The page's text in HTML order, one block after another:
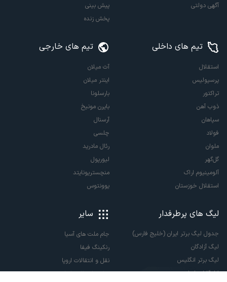
آگهی دولتی
پیش بینی
پخش زنده
تیم های داخلی
استقلال
پرسپولیس
تراکتور
ذوب آهن
سپاهان
فولاد
ملوان
گل‌گهر
آلومینیوم اراک
استقلال خوزستان
تیم های خارجی
آث میلان
اینتر میلان
بارسلونا
بایرن مونیخ
آرسنال
چلسی
رئال مادرید
لیورپول
منچستریونایتد
یوونتوس
لیگ های پرطرفدار
جدول لیگ برتر ایران (خلیج فارس)
لیگ آزادگان
لیگ برتر انگلیس
لالیگا اسپانیا
سایر
جام ملت های آسیا
رنکینگ فیفا
نقل و انتقالات اروپا
نقل و انتقالات ایران